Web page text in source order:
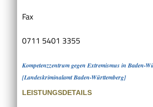
Fax
0711 5401 3355
Kompetenzzentrum gegen Extremismus in Baden-
[Landeskriminalamt Baden-Württemberg]
LEISTUNGSDETAILS